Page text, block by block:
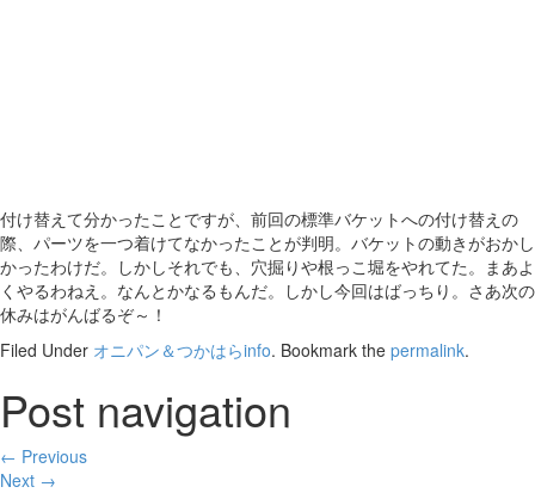
付け替えて分かったことですが、前回の標準バケットへの付け替えの
際、パーツを一つ着けてなかったことが判明。バケットの動きがおかし
かったわけだ。しかしそれでも、穴掘りや根っこ堀をやれてた。まあよ
くやるわねえ。なんとかなるもんだ。しかし今回はばっちり。さあ次の
休みはがんばるぞ～！
Filed Under オニパン＆つかはらinfo. Bookmark the permalink.
Post navigation
← Previous
Next →